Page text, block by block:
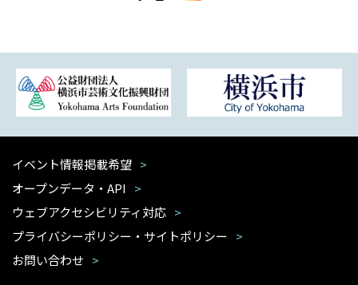
イベント情報掲載希望
オープンデータ・API
ウェブアクセシビリティ対応
プライバシーポリシー・サイトポリシー
お問い合わせ